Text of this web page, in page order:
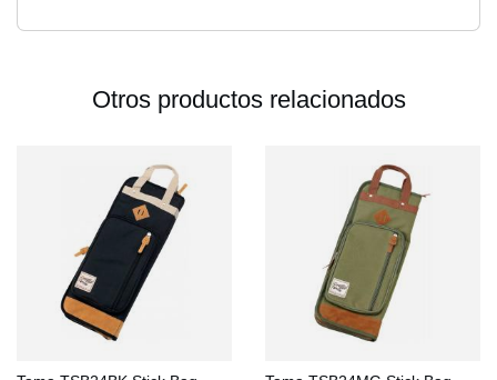
Otros productos relacionados